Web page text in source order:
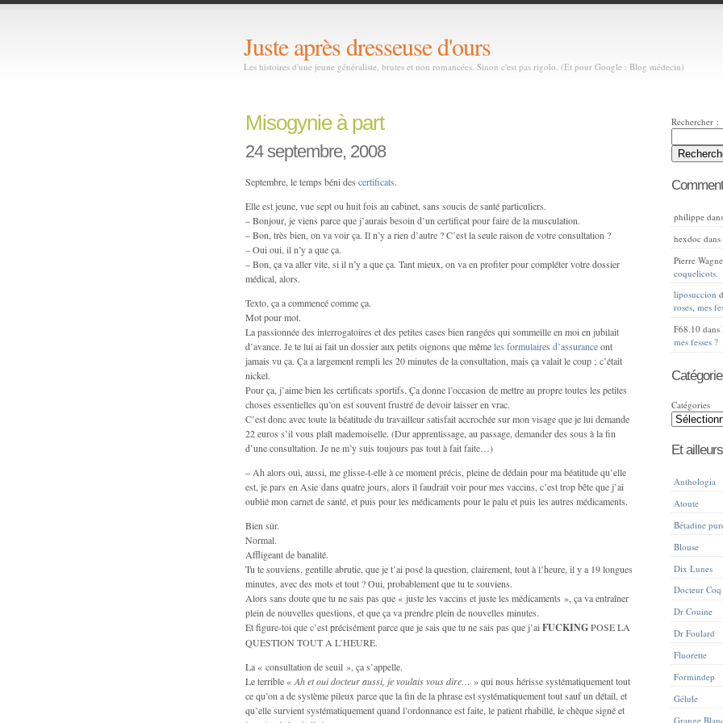
Juste après dresseuse d'ours
Les histoires d'une jeune généraliste, brutes et non romancées. Sinon c'est pas rigolo. (Et pour Google : Blog médecin)
Misogynie à part
24 septembre, 2008
Septembre, le temps béni des certificats.
Elle est jeune, vue sept ou huit fois au cabinet, sans soucis de santé particuliers.
– Bonjour, je viens parce que j’aurais besoin d’un certificat pour faire de la musculation.
– Bon, très bien, on va voir ça. Il n’y a rien d’autre ? C’est la seule raison de votre consultation ?
– Oui oui, il n’y a que ça.
– Bon, ça va aller vite, si il n’y a que ça. Tant mieux, on va en profiter pour compléter votre dossier
médical, alors.
Texto, ça a commencé comme ça.
Mot pour mot.
La passionnée des interrogatoires et des petites cases bien rangées qui sommeille en moi en jubilait
d’avance. Je te lui ai fait un dossier aux petits oignons que mêmeles formulaires d’assuranceont
jamais vu ça. Ça a largement rempli les 20 minutes de la consultation, mais ça valait le coup ; c’était
nickel.
Pour ça, j’aime bien les certificats sportifs. Ça donne l’occasion de mettre au propre toutes les petites
choses essentielles qu’on est souvent frustré de devoir laisser en vrac.
C’est donc avec toute la béatitude du travailleur satisfait accrochée sur mon visage que je lui demande
22 euros s’il vous plaît mademoiselle. (Dur apprentissage, au passage, demander des sous à la fin
d’une consultation. Je ne m’y suis toujours pas tout à fait faite…)
– Ah alors oui, aussi, me glisse-t-elle à ce moment précis, pleine de dédain pour ma béatitude qu’elle
est, je pars en Asie dans quatre jours, alors il faudrait voir pour mes vaccins, c’est trop bête que j’ai
oublié mon carnet de santé, et puis pour les médicaments pour le palu et puis les autres médicaments.
Bien sûr.
Normal.
Affligeant de banalité.
Tu te souviens, gentille abrutie, que je t’ai posé la question, clairement, tout à l’heure, il y a 19 longues
minutes, avec des mots et tout ? Oui, probablement que tu te souviens.
Alors sans doute que tu ne sais pas que « juste les vaccins et juste les médicaments », ça va entraîner
plein de nouvelles questions, et que ça va prendre plein de nouvelles minutes.
Et figure-toi que c’est précisément parce que je sais que tu ne sais pas que j’aiFUCKINGPOSE LA
QUESTION TOUT A L’HEURE.
La « consultation de seuil », ça s’appelle.
Le terrible « Ah et oui docteur aussi, je voulais vous dire… » qui nous hérisse systématiquement tout
ce qu’on a de système pileux parce que la fin de la phrase est systématiquement tout sauf un détail, et
qu’elle survient systématiquement quand l’ordonnance est faite, le patient rhabillé, le chèque signé et
Rechercher :
philippe
hexdoc dans
Pierre
coquelicots.
liposuccion
roses, mes
F68.10 dans
mes fesses ?
Catégories
Et
Anthologia
Atoute
Bétadine
Blouse
Dix Lunes
Docteur Coq
Dr Couine
Dr Foulard
Fluorette
Formindep
Gélule
Grange